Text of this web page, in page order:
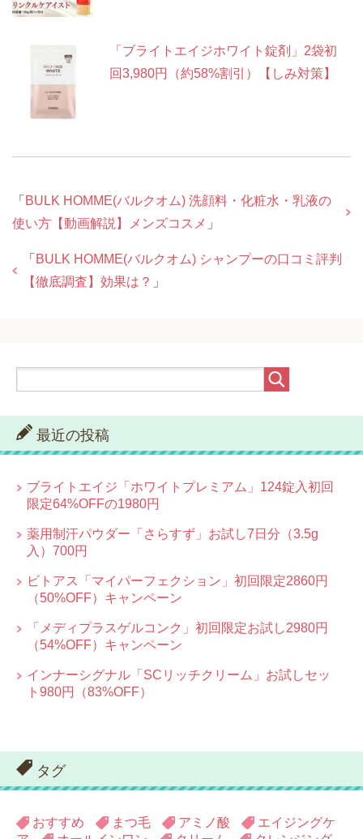
「ブライトエイジホワイト錠剤」2袋初
回3,980円（約58%割引）【しみ対策】
「 BULK HOMME(バルクオム) 洗顔料・化粧水・乳液の
使い方【動画解説】メンズコスメ 」
「 BULK HOMME(バルクオム) シャンプーの口コミ評判
【徹底調査】効果は？ 」
最近の投稿
ブライトエイジ「ホワイトプレミアム」124錠入初回
限定64%OFFの1980円
薬用制汗パウダー「さらすず」お試し7日分（3.5g
入）700円
ビトアス「マイパーフェクション」初回限定2860円
（50%OFF）キャンペーン
「メディプラスゲルコンク」初回限定お試し2980円
（54%OFF）キャンペーン
インナーシグナル「SCリッチクリーム」お試しセッ
ト980円（83%OFF）
タグ
おすすめ まつ毛 アミノ酸
エイジングケ